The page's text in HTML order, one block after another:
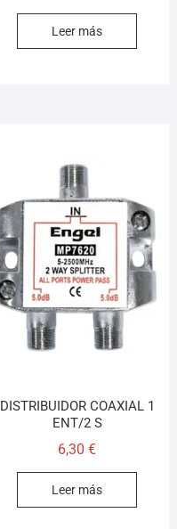
Leer más
DISTRIBUIDOR COAXIAL 1
ENT/2 S
6,30€
Leer más